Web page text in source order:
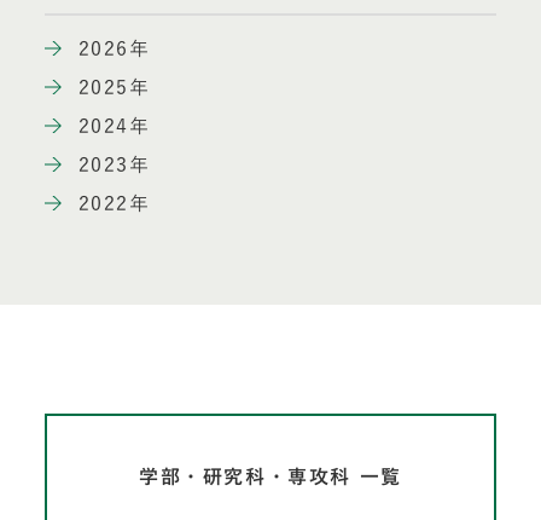
2026年
2025年
2024年
2023年
2022年
学部・研究科・専攻科 一覧